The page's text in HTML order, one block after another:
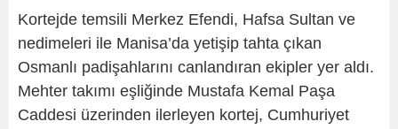
Kortejde temsili Merkez Efendi, Hafsa Sultan ve
nedimeleri ile Manisa’da yetişip tahta çıkan
Osmanlı padişahlarını canlandıran ekipler yer aldı.
Mehter takımı eşliğinde Mustafa Kemal Paşa
Caddesi üzerinden ilerleyen kortej, Cumhuriyet